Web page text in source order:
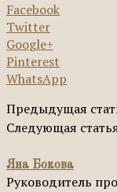
Facebook
Twitter
Google+
Pinterest
WhatsApp
Предыдущая
Следующая
Яна Бокова
Руководитель